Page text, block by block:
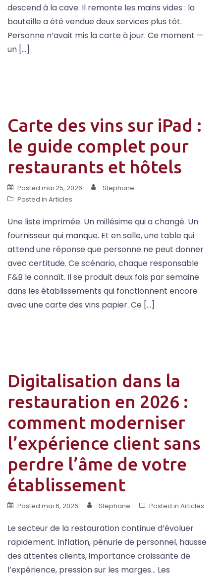
descend à la cave. Il remonte les mains vides : la
bouteille a été vendue deux services plus tôt.
Personne n’avait mis la carte à jour. Ce moment —
un […]
Carte des vins sur iPad :
le guide complet pour
restaurants et hôtels
Posted mai 25, 2026
Stephane
Posted in Articles
Une liste imprimée. Un millésime qui a changé. Un
fournisseur qui manque. Et en salle, une table qui
attend une réponse que personne ne peut donner
avec certitude. Ce scénario, chaque responsable
F&B le connaît. Il se produit deux fois par semaine
dans les établissements qui fonctionnent encore
avec une carte des vins papier. Ce […]
Digitalisation dans la
restauration en 2026 :
comment moderniser
l’expérience client sans
perdre l’âme de votre
établissement
Posted mai 6, 2026 Stephane Posted in Articles
Le secteur de la restauration continue d’évoluer
rapidement. Inflation, pénurie de personnel, hausse
des attentes clients, importance croissante de
l’expérience, pression sur les marges… Les